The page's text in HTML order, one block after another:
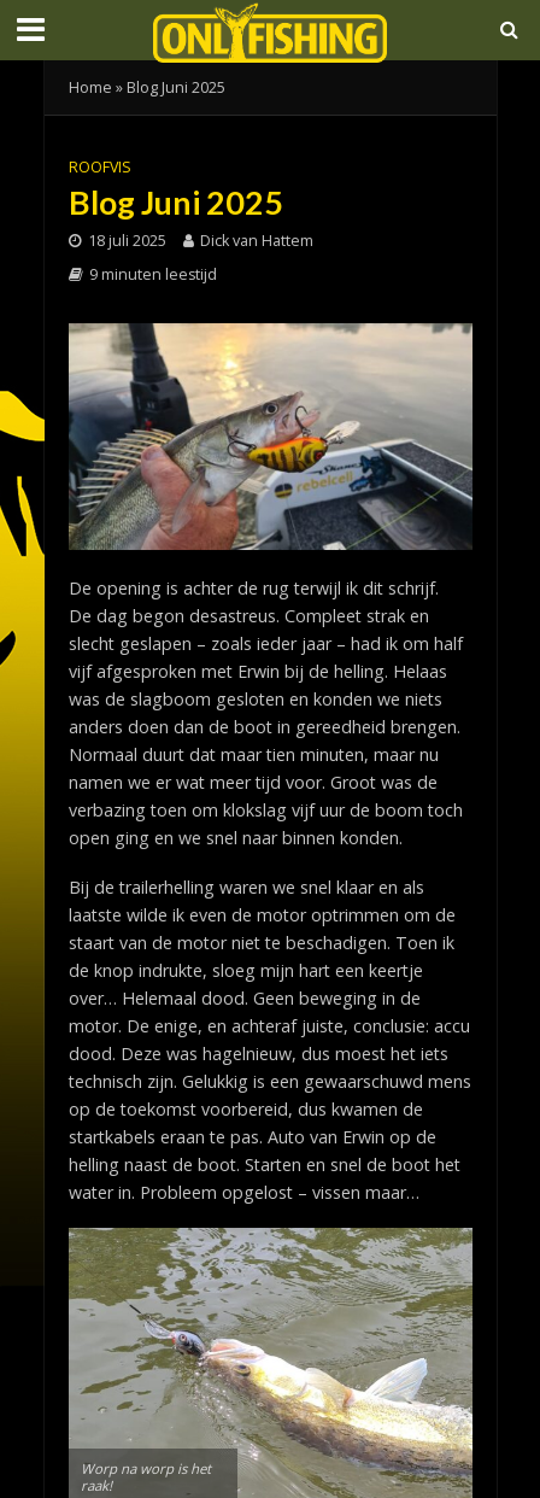
Home » Blog Juni 2025
ROOFVIS
Blog Juni 2025
18 juli 2025
Dick van Hattem
9 minuten leestijd
De opening is achter de rug terwijl ik dit schrijf.
De dag begon desastreus. Compleet strak en
slecht geslapen – zoals ieder jaar – had ik om half
vijf afgesproken met Erwin bij de helling. Helaas
was de slagboom gesloten en konden we niets
anders doen dan de boot in gereedheid brengen.
Normaal duurt dat maar tien minuten, maar nu
namen we er wat meer tijd voor. Groot was de
verbazing toen om klokslag vijf uur de boom toch
open ging en we snel naar binnen konden.
Bij de trailerhelling waren we snel klaar en als
laatste wilde ik even de motor optrimmen om de
staart van de motor niet te beschadigen. Toen ik
de knop indrukte, sloeg mijn hart een keertje
over… Helemaal dood. Geen beweging in de
motor. De enige, en achteraf juiste, conclusie: accu
dood. Deze was hagelnieuw, dus moest het iets
technisch zijn. Gelukkig is een gewaarschuwd mens
op de toekomst voorbereid, dus kwamen de
startkabels eraan te pas. Auto van Erwin op de
helling naast de boot. Starten en snel de boot het
water in. Probleem opgelost – vissen maar…
Worp na worp is het
raak!